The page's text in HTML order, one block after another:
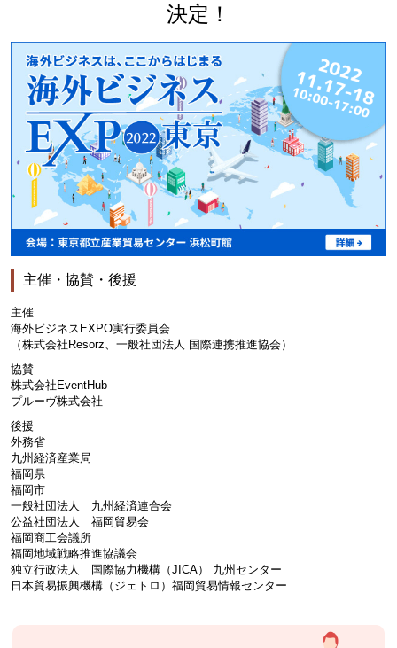
決定！
主催・協賛・後援
主催
海外ビジネスEXPO実行委員会
（株式会社Resorz、一般社団法人 国際連携推進協会）
協賛
株式会社EventHub
プルーヴ株式会社
後援
外務省
九州経済産業局
福岡県
福岡市
一般社団法人 九州経済連合会
公益社団法人 福岡貿易会
福岡商工会議所
福岡地域戦略推進協議会
独立行政法人 国際協力機構（JICA） 九州センター
日本貿易振興機構（ジェトロ）福岡貿易情報センター